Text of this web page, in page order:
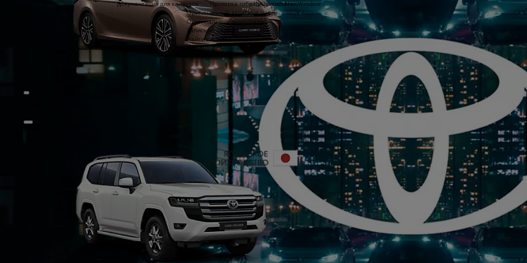
Документация для клиентов
a11yOpensInNewWindow
Проверка гибридной системы
Оригинальные запасные части
Оригинальные аксессуары
Запись на сервис
Найти дилера